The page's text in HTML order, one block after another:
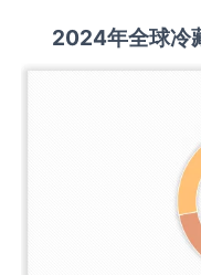
2024年全球冷